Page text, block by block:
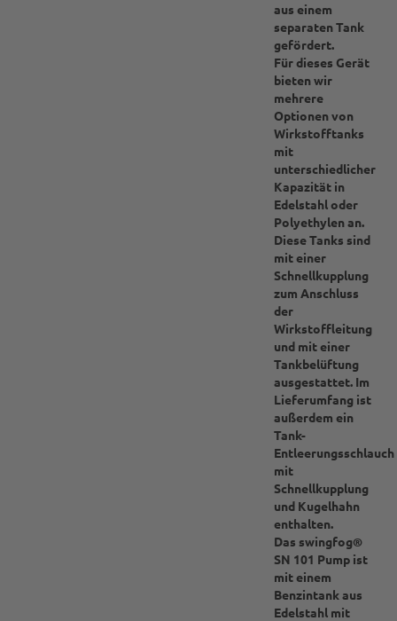
aus einem
separaten Tank
gefördert.
Für dieses Gerät
bieten wir
mehrere
Optionen von
Wirkstofftanks
mit
unterschiedlicher
Kapazität in
Edelstahl oder
Polyethylen an.
Diese Tanks sind
mit einer
Schnellkupplung
zum Anschluss
der
Wirkstoffleitung
und mit einer
Tankbelüftung
ausgestattet. Im
Lieferumfang ist
außerdem ein
Tank-
Entleerungsschlauch
mit
Schnellkupplung
und Kugelhahn
enthalten.
Das swingfog®
SN 101 Pump ist
mit einem
Benzintank aus
Edelstahl mit